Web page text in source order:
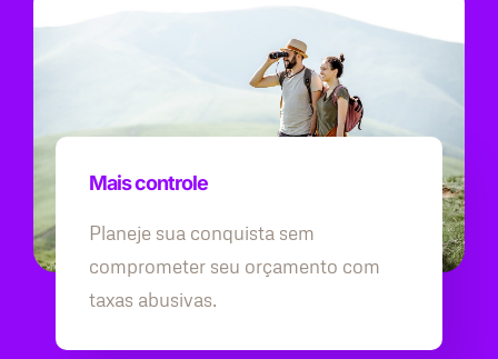
Mais controle
Planeje sua conquista sem
comprometer seu orçamento com
taxas abusivas.